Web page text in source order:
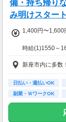
備・持ち帰り
み明けスター
1,400円〜1,600
時給(1)1550～
(1)週40ｈ以上
(2)週40ｈ未満
【月収例】
281600円（時
★シフト例：9-
新座市内に多数
日払い・週払いOK
副業・ＷワークOK
フリーター歓迎